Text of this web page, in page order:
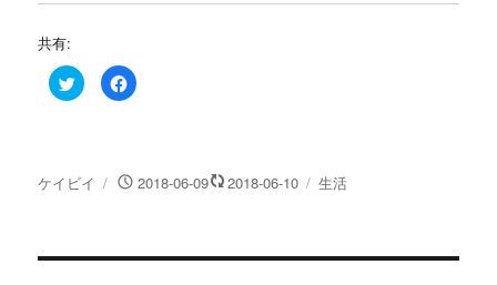
共有:
ク
リ
w
i
で
共
F
a
k
で
に
は
投
ケイビイ
投 2018-06-09 2018-06-10
カ
リ
生活